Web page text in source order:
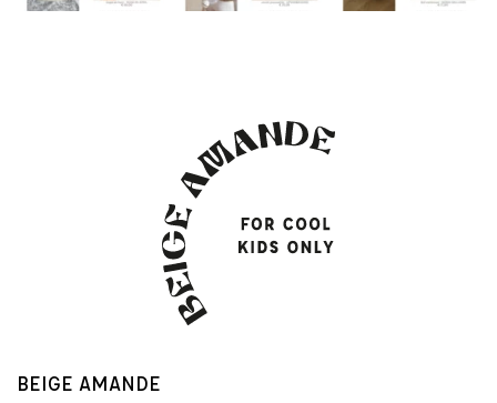
BEIGE AMANDE